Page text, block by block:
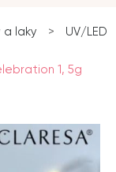
a laky >
UV/LED
1, 5g